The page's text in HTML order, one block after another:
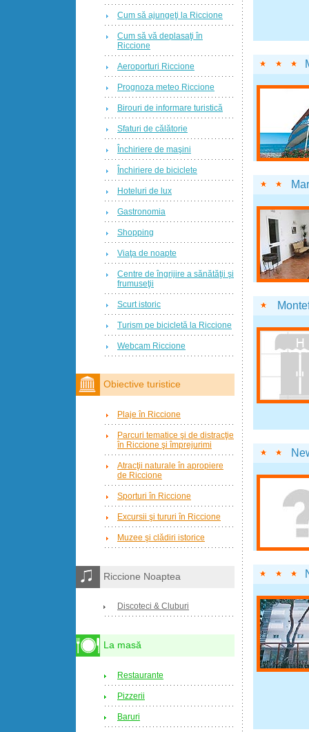
Cum să ajungeţi la Riccione
Cum să vă deplasaţi în
Riccione
Aeroporturi Riccione
Prognoza meteo Riccione
Birouri de informare turistică
Sfaturi de călătorie
Închiriere de maşini
Închiriere de biciclete
Hoteluri de lux
Gastronomia
Shopping
Viaţa de noapte
Centre de îngrijire a sănătăţii şi
frumuseţii
Scurt istoric
Turism pe bicicletă la Riccione
Webcam Riccione
Obiective turistice
Plaje în Riccione
Parcuri tematice şi de distracţie
în Riccione şi împrejurimi
Atracţii naturale în apropiere
de Riccione
Sporturi în Riccione
Excursii şi tururi în Riccione
Muzee şi clădiri istorice
Riccione Noaptea
Discoteci & Cluburi
La masă
Restaurante
Pizzerii
Baruri